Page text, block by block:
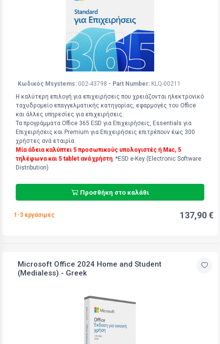
Κωδικός Msystems: 002-43798 - Part Number: KLQ-00211
Η καλύτερη επιλογή για επιχειρήσεις που χρειάζονται ηλεκτρονικό
ταχυδρομείο επαγγελματικής κατηγορίας, εφαρμογές του Office
και άλλες υπηρεσίες για επιχειρήσεις.
Τα προγράμματα Office 365 ESD για Επιχειρήσεις, Essentials για
Επιχειρήσεις και Premium για Επιχειρήσεις επιτρέπουν έως 300
χρήστες ανά εταιρία.
Μία άδεια καλύπτει 5 προσωπικούς υπολογιστές ή Mac, 5
τηλέφωνα και 5 tablet ανά χρήστη . *ESD e-Key (Electronic Software
Distribution)
Προσθήκη στο καλάθι
1-3 εργάσιμες 137,90 €
Microsoft Office 2024 Home and Student
(Medialess) - Greek